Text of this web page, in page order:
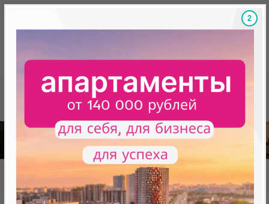
Скидки на новостройки, бонусы Готовые
База новостроек Минска «Минск Мир»
1